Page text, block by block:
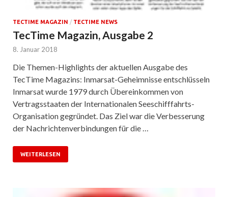
TECTIME MAGAZIN / TECTIME NEWS
TecTime Magazin, Ausgabe 2
8. Januar 2018
Die Themen-Highlights der aktuellen Ausgabe des
TecTime Magazins: Inmarsat-Geheimnisse entschlüsseln
Inmarsat wurde 1979 durch Übereinkommen von
Vertragsstaaten der Internationalen Seeschifffahrts-
Organisation gegründet. Das Ziel war die Verbesserung
der Nachrichtenverbindungen für die …
WEITERLESEN